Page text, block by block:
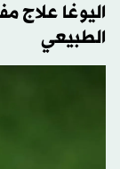
اليوغا علاج
الطبيعي